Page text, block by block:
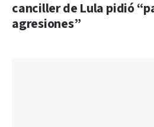
canciller de Lula pidió
agresiones”